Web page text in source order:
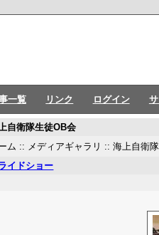
一覧 リンク ログイン
自衛隊生徒OB会
ム :: メディアギャラリ ::海上自衛隊
イドショー